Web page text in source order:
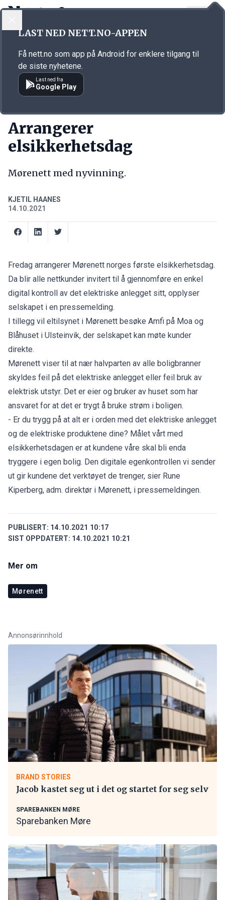
Annonsørinnhold
Arrangerer
elsikkerhetsdag
Mørenett med nyvinning.
KJETIL HAANES
14.10.2021
Fredag arrangerer Mørenett norges første elsikkerhetsdag.
Da blir alle nettkunder invitert til å gjennomføre en enkel
digital kontroll av det elektriske anlegget sitt, opplyser
selskapet i en pressemelding.
I tillegg vil eltilsynet i Mørenett besøke Amfi på Moa og
Blåhuset i Ulsteinvik, der selskapet kan møte kunder
direkte.
Mørenett viser til at nær halvparten av alle boligbranner
skyldes feil på det elektriske anlegget eller feil bruk av
elektrisk utstyr. Det er eier og bruker av huset som har
ansvaret for at det er trygt å bruke strøm i boligen.
- Er du trygg på at alt er i orden med det elektriske anlegget
og de elektriske produktene dine? Målet vårt med
elsikkerhetsdagen er at kundene våre skal bli enda
tryggere i egen bolig. Den digitale egenkontrollen vi sender
ut gir kundene det verktøyet de trenger, sier Rune
Kiperberg, adm. direktør i Mørenett, i pressemeldingen.
PUBLISERT: 14.10.2021 10:17
SIST OPPDATERT: 14.10.2021 10:21
Mer om
Mørenett
Annonsørinnhold
BRAND STORIES
Jacob kastet seg ut i det og startet for seg selv
SPAREBANKEN MØRE
Sparebanken Møre
LAST NED NETT.NO-APPEN
Få nett.no som app på Android for enklere tilgang til
de siste nyhetene.
Last ned fra
Google Play